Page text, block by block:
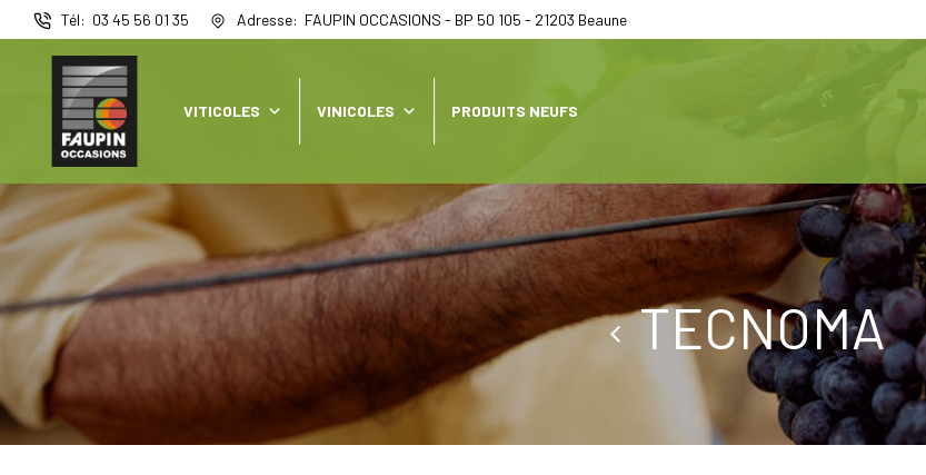
Tél 03 45 56 01 35 Adresse FAUPIN OCCASIONS - BP 50 105 - 21203 Beaune
VITICOLES VINICOLES PRODUITS NEUFS
TECNOMA
Panneau de gestion des cookies